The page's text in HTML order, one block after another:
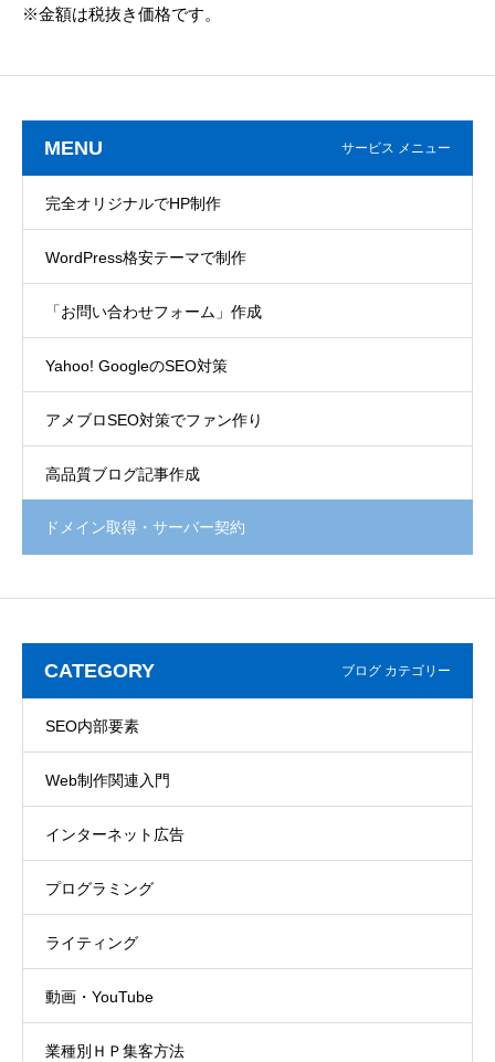
※金額は税抜き価格です。
MENU サービス メニュー
完全オリジナルでHP制作
WordPress格安テーマで制作
「お問い合わせフォーム」作成
Yahoo! GoogleのSEO対策
アメブロSEO対策でファン作り
高品質ブログ記事作成
ドメイン取得・サーバー契約
CATEGORY ブログ カテゴリー
SEO内部要素
Web制作関連入門
インターネット広告
プログラミング
ライティング
動画・YouTube
業種別ＨＰ集客方法